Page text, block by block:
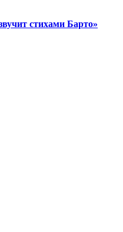
стихами Барто»